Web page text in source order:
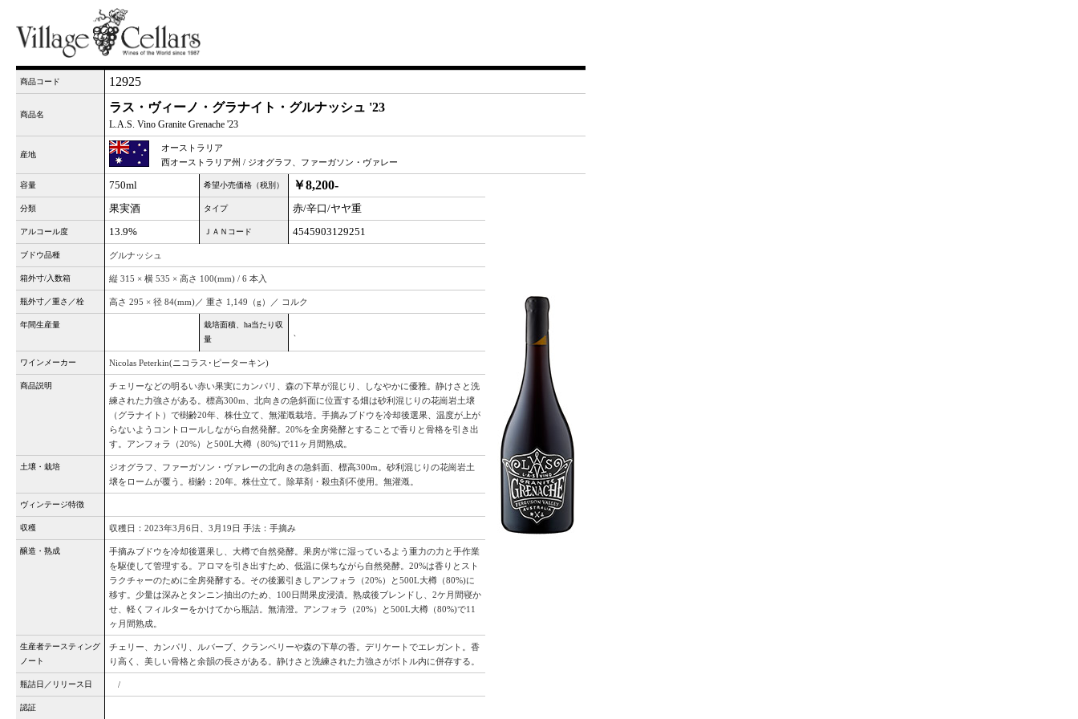
商品コード 12925
商品名
ラス・ヴィーノ・グラナイト・グルナッシュ '23
L.A.S. Vino Granite Grenache '23
産地
オーストラリア
西オーストラリア州 / ジオグラフ、ファーガソン・ヴァレー
容量 750ml 希望小売価格（税別） ￥8,200-
分類 果実酒 タイプ 赤/辛口/ヤヤ重
アルコール度 13.9% ＪＡＮコード 4545903129251
ブドウ品種 グルナッシュ
箱外寸/入数箱 縦 315 × 横 535 × 高さ 100(mm) / 6 本入
瓶外寸／重さ／栓 高さ 295 × 径 84(mm)／ 重さ 1,149（g）／ コルク
年間生産量
栽培面積、ha当たり収
量
ワインメーカー Nicolas Peterkin(ニコラス･ピーターキン)
商品説明
チェリーなどの明るい赤い果実にカンパリ、森の下草が混じり、しなやかに優雅。静けさと洗
練された力強さがある。標高300m、北向きの急斜面に位置する畑は砂利混じりの花崗岩土壌
（グラナイト）で樹齢20年、株仕立て、無灌漑栽培。手摘みブドウを冷却後選果、温度が上が
らないようコントロールしながら自然発酵。20%を全房発酵とすることで香りと骨格を引き出
す。アンフォラ（20%）と500L大樽（80%)で11ヶ月間熟成。
土壌・栽培
ジオグラフ、ファーガソン・ヴァレーの北向きの急斜面、標高300m。砂利混じりの花崗岩土
壌をロームが覆う。樹齢：20年。株仕立て。除草剤・殺虫剤不使用。無灌漑。
ヴィンテージ特徴
収穫 収穫日：2023年3月6日、3月19日 手法：手摘み
醸造・熟成
手摘みブドウを冷却後選果し、大樽で自然発酵。果房が常に湿っているよう重力の力と手作業
を駆使して管理する。アロマを引き出すため、低温に保ちながら自然発酵。20%は香りとスト
ラクチャーのために全房発酵する。その後澱引きしアンフォラ（20%）と500L大樽（80%)に
移す。少量は深みとタンニン抽出のため、100日間果皮浸漬。熟成後ブレンドし、2ケ月間寝か
せ、軽くフィルターをかけてから瓶詰。無清澄。アンフォラ（20%）と500L大樽（80%)で11
ヶ月間熟成。
生産者テースティング
ノート
チェリー、カンパリ、ルバーブ、クランベリーや森の下草の香。デリケートでエレガント。香
り高く、美しい骨格と余韻の長さがある。静けさと洗練された力強さがボトル内に併存する。
瓶詰日／リリース日 /
認証